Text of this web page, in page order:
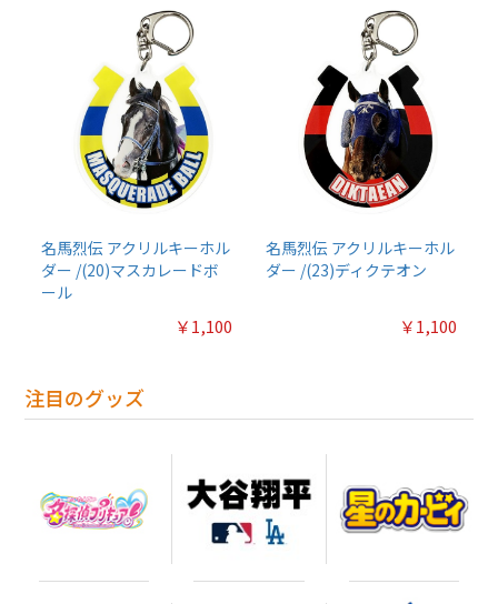
名馬烈伝 アクリルキーホル
ダー /(20)マスカレードボ
ール
￥1,100
名馬烈伝 アクリルキーホル
ダー /(23)ディクテオン
￥1,100
注目のグッズ